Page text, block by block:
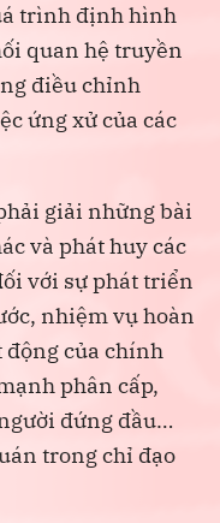
trình định hình
quan hệ truyền
điều chỉnh
ứng xử của các
giải những bài
và phát huy các
với sự phát triển
nhiệm vụ hoàn
của chính
phân cấp,
đứng đầu…
trong chỉ đạo